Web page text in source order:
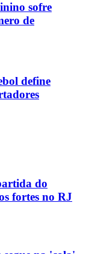
sofre
de
define
do
fortes no RJ